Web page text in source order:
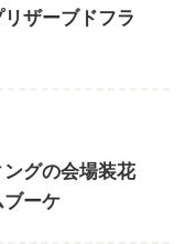
ザーブドフラ
グの会場装花
ブーケ